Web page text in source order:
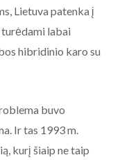
Lietuva patenka į
labai
hibridinio karo su
buvo
Ir tas 1993 m.
kurį šiaip ne taip